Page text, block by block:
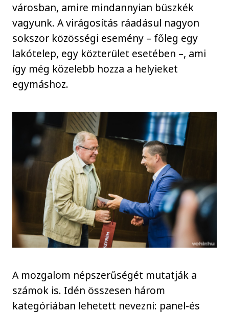
városban, amire mindannyian büszkék
vagyunk. A virágosítás ráadásul nagyon
sokszor közösségi esemény – főleg egy
lakótelep, egy közterület esetében –, ami
így még közelebb hozza a helyieket
egymáshoz.
A mozgalom népszerűségét mutatják a
számok is. Idén összesen három
kategóriában lehetett nevezni: panel-és